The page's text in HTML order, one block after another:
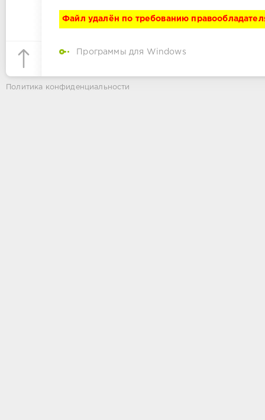
Файл удалён по требованию
Программы для Windows
Политика конфиденциальности